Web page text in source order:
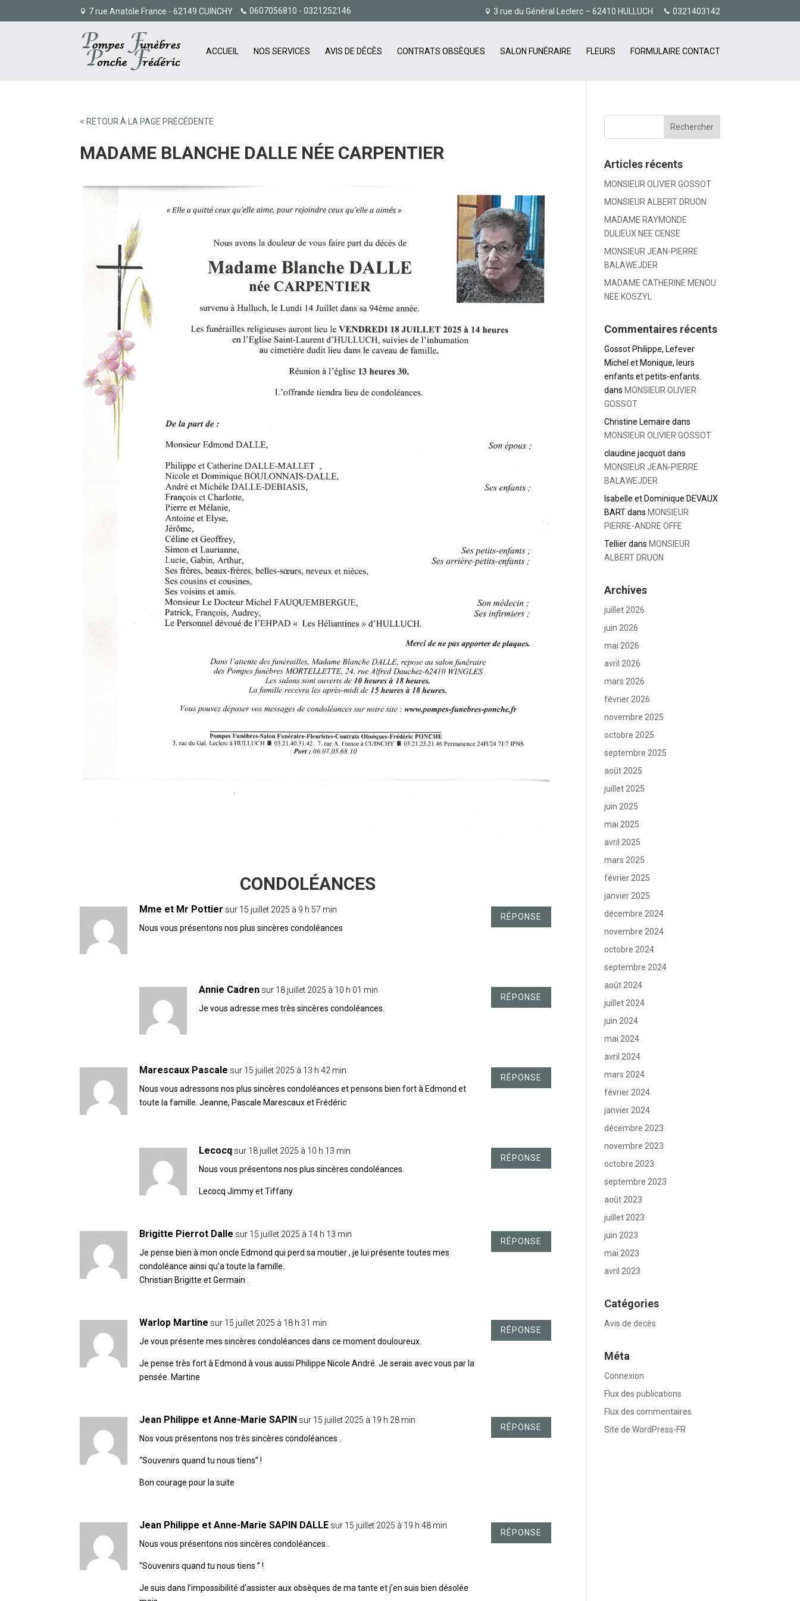
7 rue Anatole France - 62149 CUINCHY 0607056810 - 0321252146 3 rue du Général Leclerc – 62410 HULLUCH 0321403142
ACCUEIL NOS SERVICES AVIS DE DÉCÈS CONTRATS OBSÈQUES SALON FUNÉRAIRE FLEURS FORMULAIRE CONTACT
< RETOUR À LA PAGE PRÉCÉDENTE
MADAME BLANCHE DALLE NÉE CARPENTIER
Mme et Mr Pottier sur 15 juillet 2025 à 9 h 57 min
Nous vous présentons nos plus sincères condoléances
RÉPONSE
Annie Cadren sur 18 juillet 2025 à 10 h 01 min
Je vous adresse mes très sincères condoléances.
RÉPONSE
Marescaux Pascale sur 15 juillet 2025 à 13 h 42 min
Nous vous adressons nos plus sincères condoléances et pensons bien fort à Edmond et
toute la famille. Jeanne, Pascale Marescaux et Frédéric
RÉPONSE
Lecocq sur 18 juillet 2025 à 10 h 13 min
Nous vous présentons nos plus sincères condoléances.
Lecocq Jimmy et Tiffany
RÉPONSE
Brigitte Pierrot Dalle sur 15 juillet 2025 à 14 h 13 min
Je pense bien à mon oncle Edmond qui perd sa moutier , je lui présente toutes mes
condoléance ainsi qu’a toute la famille.
Christian Brigitte et Germain .
RÉPONSE
Warlop Martine sur 15 juillet 2025 à 18 h 31 min
Je vous présente mes sincères condoléances dans ce moment douloureux.
Je pense très fort à Edmond à vous aussi Philippe Nicole André. Je serais avec vous par la
pensée. Martine
RÉPONSE
Jean Philippe et Anne-Marie SAPIN sur 15 juillet 2025 à 19 h 28 min
Nos vous présentons nos très sincères condoléances .
“Souvenirs quand tu nous tiens” !
Bon courage pour la suite
RÉPONSE
Jean Philippe et Anne-Marie SAPIN DALLE sur 15 juillet 2025 à 19 h 48 min
Nous vous présentons nos sincères condoléances .
“Souvenirs quand tu nous tiens ” !
Je suis dans l’impossibilité d’assister aux obsèques de ma tante et j’en suis bien désolée
RÉPONSE
Articles récents
MONSIEUR OLIVIER GOSSOT
MONSIEUR ALBERT DRUON
MADAME RAYMONDE
DULIEUX NEE CENSE
MONSIEUR JEAN-PIERRE
BALAWEJDER
MADAME CATHERINE MENOU
NEE KOSZYL
Commentaires récents
Gossot Philippe, Lefever
Michel et Monique, leurs
enfants et petits-enfants.
dans MONSIEUR OLIVIER
GOSSOT
Christine Lemaire dans
MONSIEUR OLIVIER GOSSOT
claudine jacquotdans
MONSIEUR JEAN-PIERRE
BALAWEJDER
Isabelle et Dominique DEVAUX
BARTdans MONSIEUR
PIERRE-ANDRE OFFE
Tellierdans MONSIEUR
ALBERT DRUON
Archives
juillet 2026
juin 2026
mai 2026
avril 2026
mars 2026
février 2026
novembre 2025
octobre 2025
septembre 2025
août 2025
juillet 2025
juin 2025
mai 2025
avril 2025
mars 2025
février 2025
janvier 2025
décembre 2024
novembre 2024
octobre 2024
septembre 2024
août 2024
juillet 2024
juin 2024
mai 2024
avril 2024
mars 2024
février 2024
janvier 2024
décembre 2023
novembre 2023
octobre 2023
septembre 2023
août 2023
juillet 2023
juin 2023
mai 2023
avril 2023
Catégories
Avis de decès
Méta
Connexion
Flux des publications
Flux des commentaires
Site de WordPress-FR